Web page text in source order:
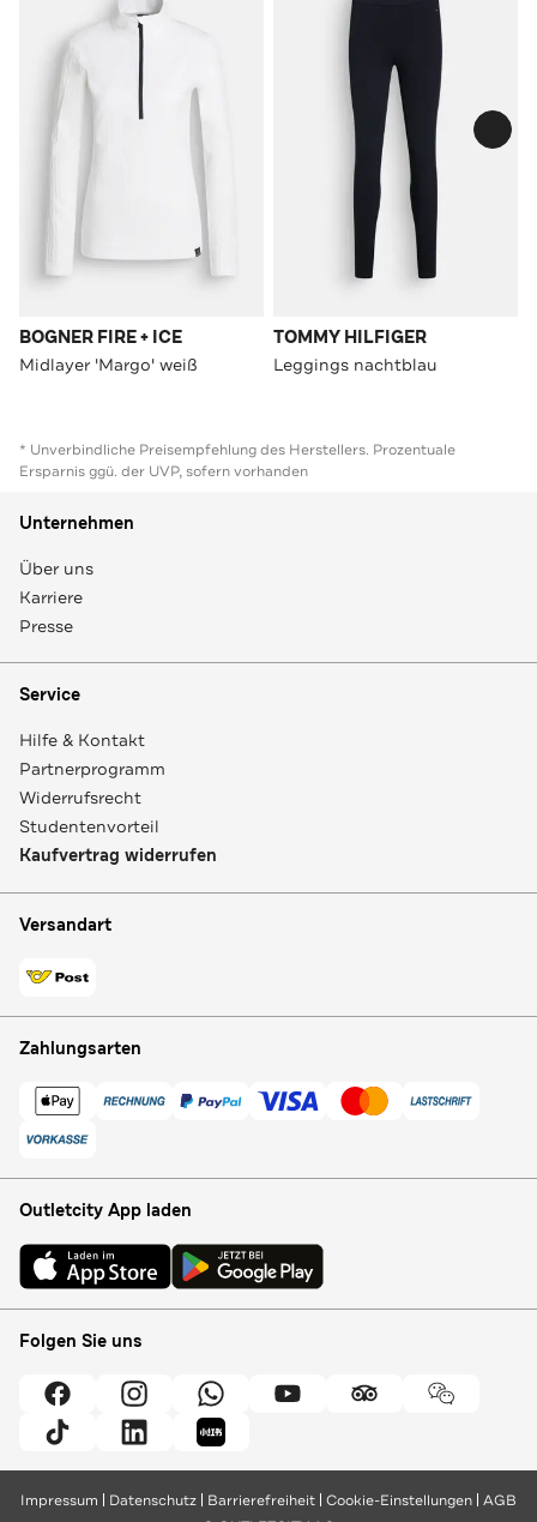
BOGNER FIRE + ICE
Midlayer 'Margo' weiß
TOMMY HILFIGER
Leggings nachtblau
* Unverbindliche Preisempfehlung des Herstellers. Prozentuale
Ersparnis ggü. der UVP, sofern vorhanden
Unternehmen
Über uns
Karriere
Presse
Service
Hilfe & Kontakt
Partnerprogramm
Widerrufsrecht
Studentenvorteil
Kaufvertrag widerrufen
Versandart
Zahlungsarten
Outletcity App laden
Folgen Sie uns
Impressum Datenschutz Barrierefreiheit Cookie-Einstellungen AGB